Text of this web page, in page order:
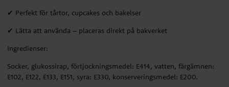
✔ Perfekt för tårtor, cupcakes och bakelser
✔ Lätta att använda – placeras direkt på bakverket
Ingredienser:
Socker, glukossirap, förtjockningsmedel: E414, vatten, färgämnen:
E102, E122, E133, E151, syra: E330, konserveringsmedel: E200.